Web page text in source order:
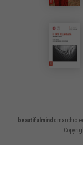
beautifulminds marchio